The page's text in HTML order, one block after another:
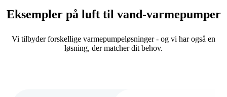
Eksempler på luft til vand-varmepumper
Vi tilbyder forskellige varmepumpeløsninger - og vi har også en
løsning, der matcher dit behov.